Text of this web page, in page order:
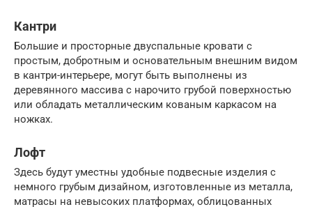
Кантри
Большие и просторные двуспальные кровати с
простым, добротным и основательным внешним видом
в кантри-интерьере, могут быть выполнены из
деревянного массива с нарочито грубой поверхностью
или обладать металлическим кованым каркасом на
ножках.
Лофт
Здесь будут уместны удобные подвесные изделия с
немного грубым дизайном, изготовленные из металла,
матрасы на невысоких платформах, облицованных